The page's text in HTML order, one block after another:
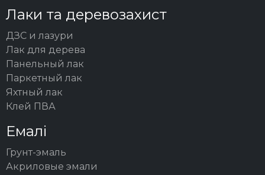
Лаки та деревозахист
ДЗС и лазури
Лак для дерева
Панельный лак
Паркетный лак
Яхтный лак
Клей ПВА
Емалі
Грунт-эмаль
Акриловые эмали